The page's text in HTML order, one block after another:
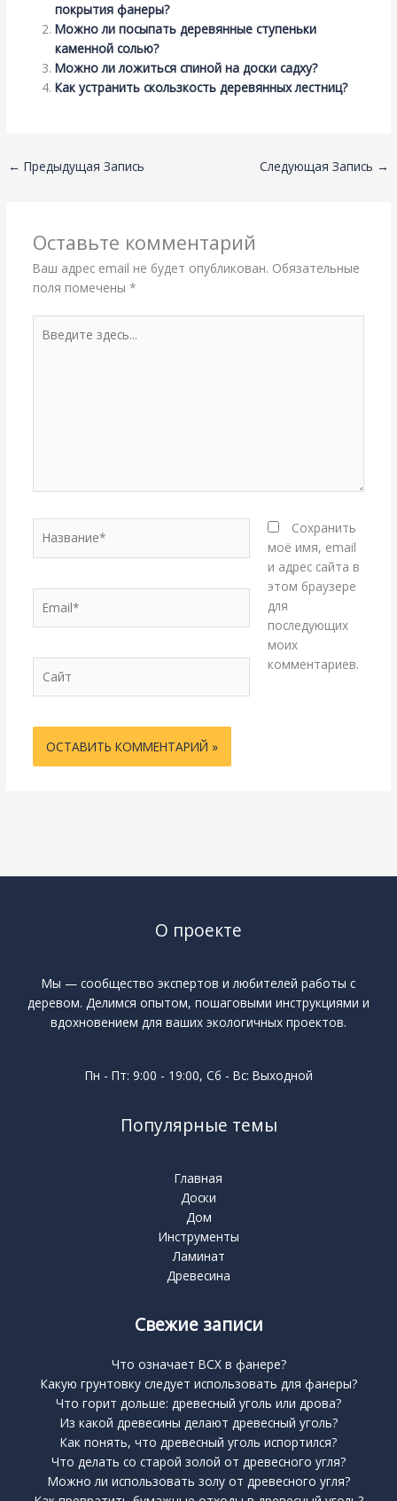
покрытия фанеры?
Можно ли посыпать деревянные ступеньки
каменной солью?
Можно ли ложиться спиной на доски садху?
Как устранить скользкость деревянных лестниц?
← Предыдущая Запись Следующая Запись →
Оставьте комментарий
Ваш адрес email не будет опубликован. Обязательные
поля помечены *
здесь...
Сохранить
моё имя, email
и адрес сайта в
этом браузере
для
последующих
моих
комментариев.
О проекте
Мы — сообщество экспертов и любителей работы с
деревом. Делимся опытом, пошаговыми инструкциями и
вдохновением для ваших экологичных проектов.
Пн - Пт: 9:00 - 19:00, Сб - Вс: Выходной
Популярные темы
Главная
Доски
Дом
Инструменты
Ламинат
Древесина
Свежие записи
Что означает BCX в фанере?
Какую грунтовку следует использовать для фанеры?
Что горит дольше: древесный уголь или дрова?
Из какой древесины делают древесный уголь?
Как понять, что древесный уголь испортился?
Что делать со старой золой от древесного угля?
Можно ли использовать золу от древесного угля?